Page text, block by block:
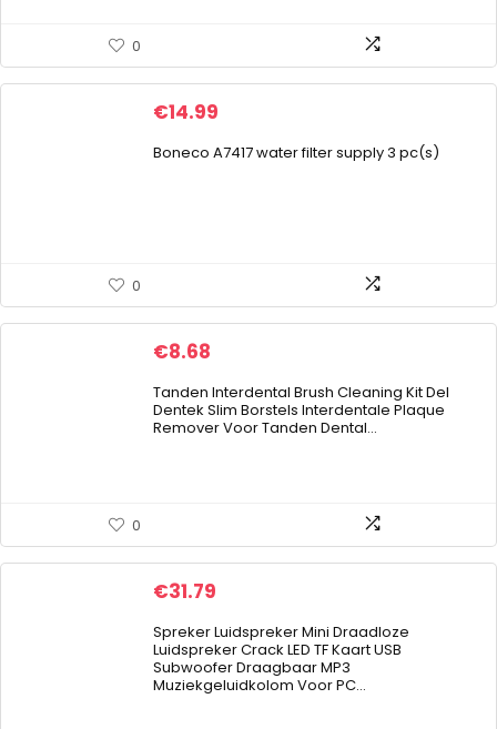
0
€14.99
Boneco A7417 water filter supply 3 pc(s)
0
€8.68
Tanden Interdental Brush Cleaning Kit Del
Dentek Slim Borstels Interdentale Plaque
Remover Voor Tanden Dental…
0
€31.79
Spreker Luidspreker Mini Draadloze
Luidspreker Crack LED TF Kaart USB
Subwoofer Draagbaar MP3
Muziekgeluidkolom Voor PC…